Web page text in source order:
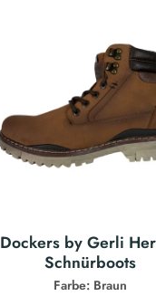
Dockers by Gerli
Schnürboots
Farbe: Braun